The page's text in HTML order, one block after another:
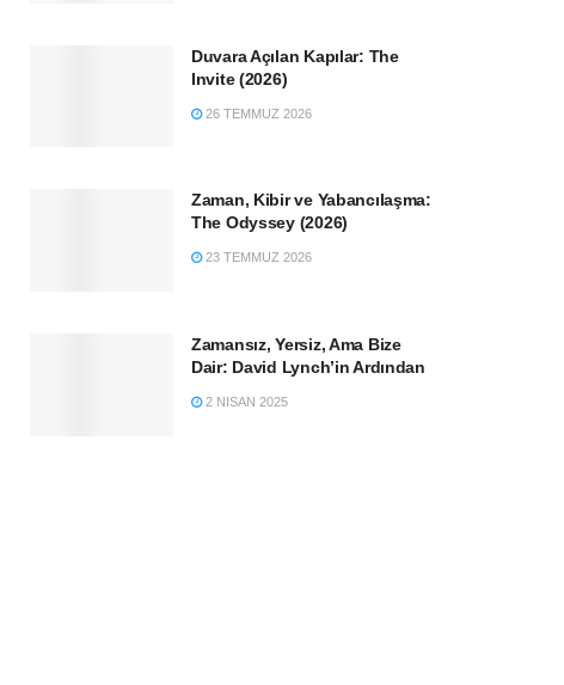
Duvara Açılan Kapılar: The
Invite (2026)
26 TEMMUZ 2026
Zaman, Kibir ve Yabancılaşma:
The Odyssey (2026)
23 TEMMUZ 2026
Zamansız, Yersiz, Ama Bize
Dair: David Lynch’in Ardından
2 NISAN 2025